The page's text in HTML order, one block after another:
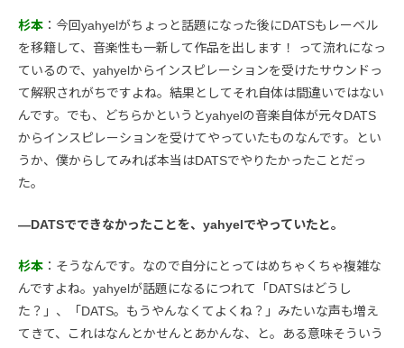
杉本 ：今回yahyelがちょっと話題になった後にDATSもレーベル
を移籍して、音楽性も一新して作品を出します！ って流れになっ
ているので、yahyelからインスピレーションを受けたサウンドっ
て解釈されがちですよね。結果としてそれ自体は間違いではない
んです。でも、どちらかというとyahyelの音楽自体が元々DATS
からインスピレーションを受けてやっていたものなんです。とい
うか、僕からしてみれば本当はDATSでやりたかったことだっ
た。
―DATSでできなかったことを、yahyelでやっていたと。
杉本 ：そうなんです。なので自分にとってはめちゃくちゃ複雑な
んですよね。yahyelが話題になるにつれて「DATSはどうし
た？」、「DATS。もうやんなくてよくね？」みたいな声も増え
てきて、これはなんとかせんとあかんな、と。ある意味そういう